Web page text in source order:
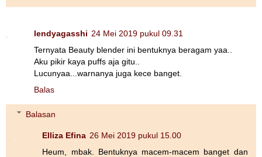
lendyagasshi 24 Mei 2019 pukul 09.31
Ternyata Beauty blender ini bentuknya beragam yaa..
Aku pikir kaya puffs aja gitu..
Lucunyaa...warnanya juga kece banget.
Balas
Balasan
Elliza Efina 26 Mei 2019 pukul 15.00
Heum, mbak. Bentuknya macem-macem banget dan